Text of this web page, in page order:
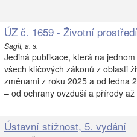
ÚZ č. 1659 - Životní prostředí
Sagit, a. s.
Jediná publikace, která na
všech klíčových zákonů z oblasti
změnami z roku 2025 a od ledna
– od ochrany ovzduší a přírody
Ústavní stížnost, 5. vydání